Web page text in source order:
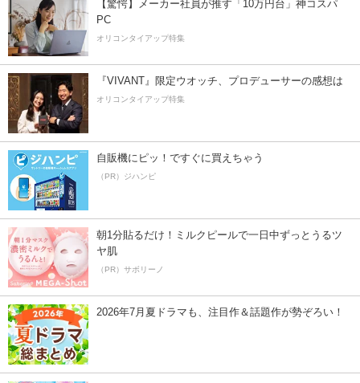
【驚愕】メーカー社員が推す「10万円台」神コスパ
PC
オリコンタイアップ特集
『VIVANT』限定ウオッチ、プロデューサーの感想は
オリコンタイアップ特集
自販機にピッ！ですぐに買えちゃう
（PR）ジハンピ
朝1分貼るだけ！ミルクピールで一日中ずっとうるツ
ヤ肌
（PR）サボリーノ
2026年7月夏ドラマも、注目作＆話題作が勢ぞろい！